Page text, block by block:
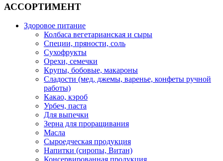
АССОРТИМЕНТ
Здоровое питание
Колбаса вегетарианская и сыры
Специи, пряности, соль
Сухофрукты
Орехи, семечки
Крупы, бобовые, макароны
Сладости (мед, джемы, варенье, конфеты ручной
работы)
Какао, кэроб
Урбеч, паста
Для выпечки
Зерна для проращивания
Масла
Сыроедческая продукция
Напитки (сиропы, Витан)